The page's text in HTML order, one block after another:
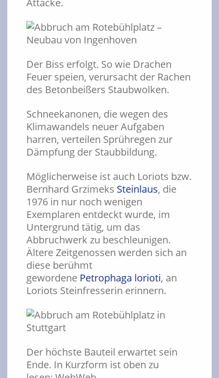
Attacke.
Der Biss erfolgt. So wie Drachen
Feuer speien, verursacht der Rachen
des Betonbeißers Staubwolken.
Schneekanonen, die wegen des
Klimawandels neuer Aufgaben
harren, verteilen Sprühregen zur
Dämpfung der Staubbildung.
Möglicherweise ist auch Loriots bzw.
Bernhard Grzimeks Steinlaus, die
1976 in nur noch wenigen
Exemplaren entdeckt wurde, im
Untergrund tätig, um das
Abbruchwerk zu beschleunigen.
Ältere Zeitgenossen werden sich an
diese berühmt
gewordene Petrophaga lorioti, an
Loriots Steinfresserin erinnern.
Der höchste Bauteil erwartet sein
Ende. In Kurzform ist oben zu